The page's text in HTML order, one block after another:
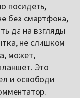
посидеть,
без смартфона,
да на взгляды
не слишком
может,
Это
и освободи